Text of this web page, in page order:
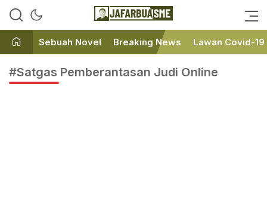
JafarBua
Ini bukan Media Online, Ini
Sebuah Novel Breaking News Lawan Covid-19
#Satgas Pemberantasan Judi Online